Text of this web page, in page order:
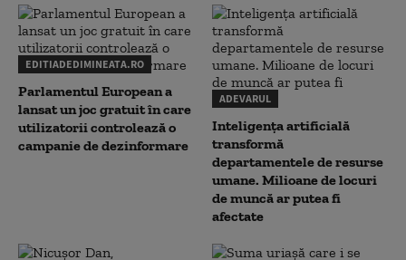
EDITIADEDIMINEATA.RO
Parlamentul European a
lansat un joc gratuit în care
utilizatorii controlează o
campanie de dezinformare
ADEVARUL
Inteligența artificială
transformă
departamentele de resurse
umane. Milioane de locuri
de muncă ar putea fi
afectate